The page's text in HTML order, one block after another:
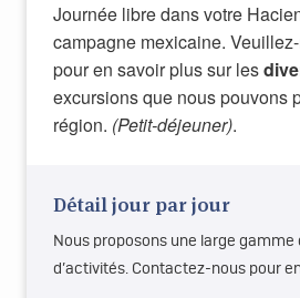
Journée libre dans votre
campagne mexicaine.
pour en savoir plus sur les
excursions que nous pouvons
région. (Petit-déjeuner).
Détail jour par jour
Nous proposons une large gamme
d’activités. Contactez-nous pour